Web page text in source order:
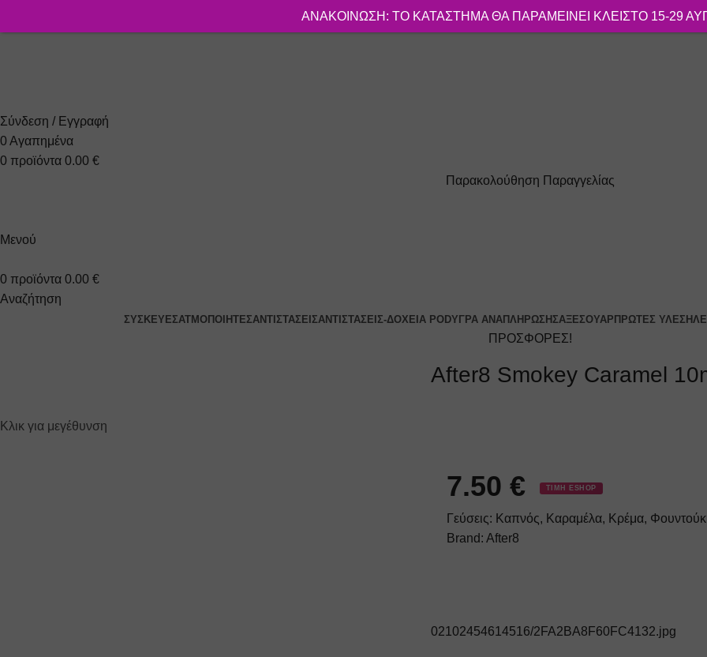
Σύνδεση / Εγγραφή
0 Αγαπημένα
0 προϊόντα 0.00 €
Παρακολούθηση Παραγγελίας
Μενού
0 προϊόντα 0.00 €
Αναζήτηση
ΣΥΣΚΕΥΈΣΑΤΜΟΠΟΙΗΤΈΣΑΝΤΙΣΤΆΣΕΙΣΑΝΤΙΣΤΆΣΕΙΣ-ΔΟΧΕΊΑ PODΥΓΡΆ ΑΝΑΠΛΉΡΩΣΗΣΑΞΕΣΟΥΆΡ ΠΡΏΤΕΣ ΎΛΕΣ
ΠΡΟΣΦΟΡΕΣ!
Κλικ για μεγέθυνση
After8 Smokey Caramel
7.50 € ΤΙΜΗ ESHOP
Γεύσεις: Καπνός, Καραμέλα, Κρέμα,
Brand: After8
02102454614516/2FA2BA8F60FC4132.jpg
ΑΝΑΚΟΙΝΩΣΗ: ΤΟ ΚΑΤΑΣΤΗΜΑ ΘΑ ΠΑΡΑΜΕΙΝΕΙ ΚΛΕΙΣΤΟ 15-29